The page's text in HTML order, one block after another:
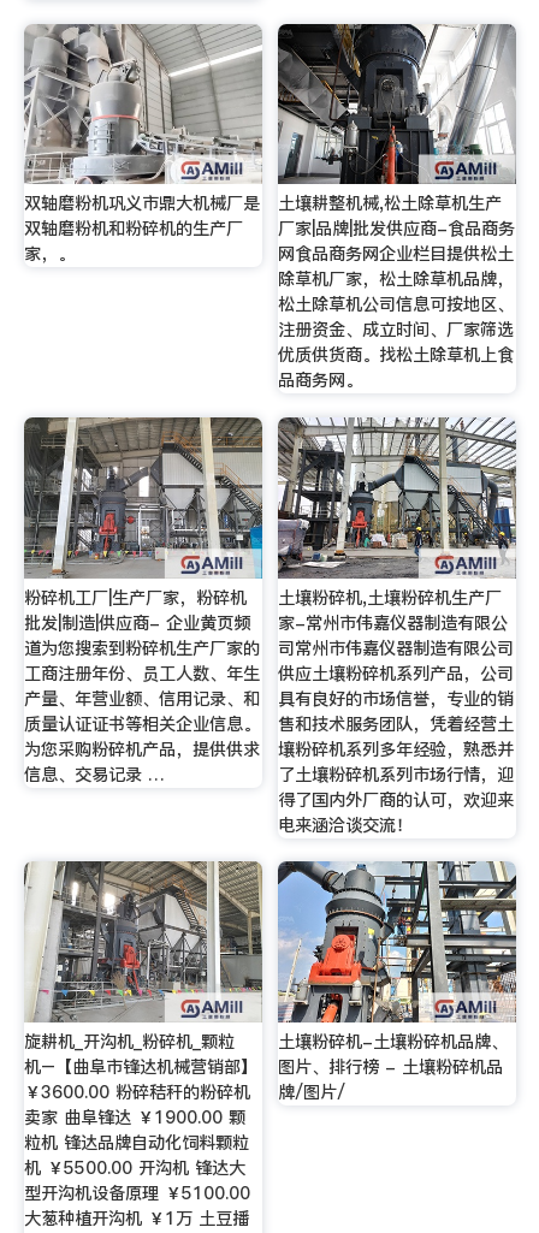
双轴磨粉机巩义市鼎大机械厂是
双轴磨粉机和粉碎机的生产厂
家，。
土壤耕整机械,松土除草机生产
厂家|品牌|批发供应商-食品商务
网食品商务网企业栏目提供松土
除草机厂家，松土除草机品牌，
松土除草机公司信息可按地区、
注册资金、成立时间、厂家筛选
优质供货商。找松土除草机上食
品商务网。
粉碎机工厂|生产厂家，粉碎机
批发|制造|供应商- 企业黄页频
道为您搜索到粉碎机生产厂家的
工商注册年份、员工人数、年生
产量、年营业额、信用记录、和
质量认证证书等相关企业信息。
为您采购粉碎机产品，提供供求
信息、交易记录 …
土壤粉碎机,土壤粉碎机生产厂
家-常州市伟嘉仪器制造有限公
司常州市伟嘉仪器制造有限公司
供应土壤粉碎机系列产品，公司
具有良好的市场信誉，专业的销
售和技术服务团队，凭着经营土
壤粉碎机系列多年经验，熟悉并
了土壤粉碎机系列市场行情，迎
得了国内外厂商的认可，欢迎来
电来涵洽谈交流！
旋耕机_开沟机_粉碎机_颗粒
机–【曲阜市锋达机械营销部】
￥3600.00 粉碎秸秆的粉碎机
卖家 曲阜锋达 ￥1900.00 颗
粒机 锋达品牌自动化饲料颗粒
机 ￥5500.00 开沟机 锋达大
型开沟机设备原理 ￥5100.00
大葱种植开沟机 ￥1万 土豆播
土壤粉碎机-土壤粉碎机品牌、
图片、排行榜 - 土壤粉碎机品
牌/图片/